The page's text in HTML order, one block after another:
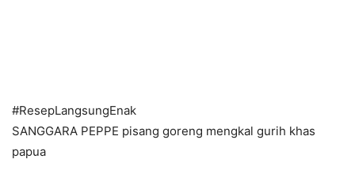
#ResepLangsungEnak
SANGGARA PEPPE pisang goreng mengkal gurih khas
papua